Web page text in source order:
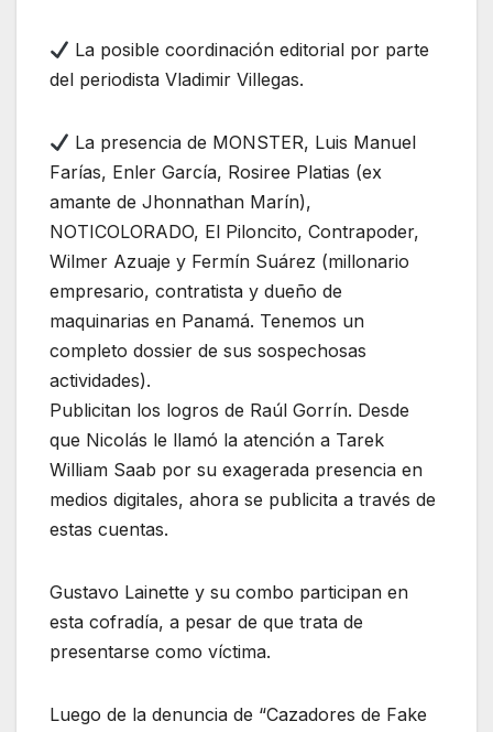
La posible coordinación editorial por parte
del periodista Vladimir Villegas.
La presencia de MONSTER, Luis Manuel
Farías, Enler García, Rosiree Platias (ex
amante de Jhonnathan Marín),
NOTICOLORADO, El Piloncito, Contrapoder,
Wilmer Azuaje y Fermín Suárez (millonario
empresario, contratista y dueño de
maquinarias en Panamá. Tenemos un
completo dossier de sus sospechosas
actividades).
Publicitan los logros de Raúl Gorrín. Desde
que Nicolás le llamó la atención a Tarek
William Saab por su exagerada presencia en
medios digitales, ahora se publicita a través de
estas cuentas.
Gustavo Lainette y su combo participan en
esta cofradía, a pesar de que trata de
presentarse como víctima.
Luego de la denuncia de “Cazadores de Fake